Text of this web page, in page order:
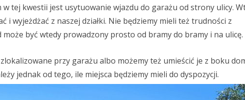
tej kwestii jest usytuowanie wjazdu do garażu od strony ulicy.
i wyjeżdżać z naszej działki. Nie będziemy mieli też trudności z
być wtedy prowadzony prosto od bramy do bramy i na ulicę.
przy garażu albo możemy też umieścić je z boku
jednak od tego, ile miejsca będziemy mieli do dyspozycji.